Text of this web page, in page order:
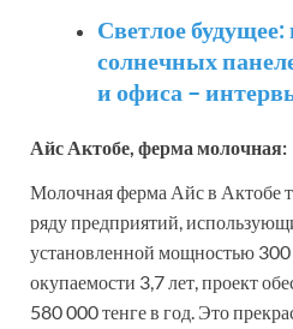
Светлое
солнечных
и офиса –
Айс Актобе, ферма молочная:
Молочная ферма Айс в Актобе
ряду предприятий,
установленной мощностью
окупаемости 3,7 лет, проект
580 000 тенге в год. Это